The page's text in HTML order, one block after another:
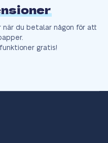
när du betalar någon för att
gratis!